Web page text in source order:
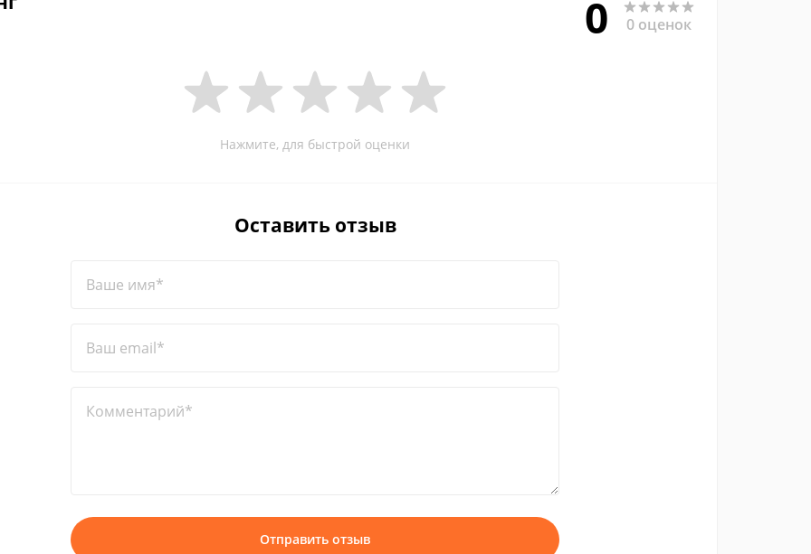
0 0 оценок
Нажмите, для быстрой оценки
Оставить отзыв
Ваше имя*
Ваш email*
Комментарий*
Отправить отзыв